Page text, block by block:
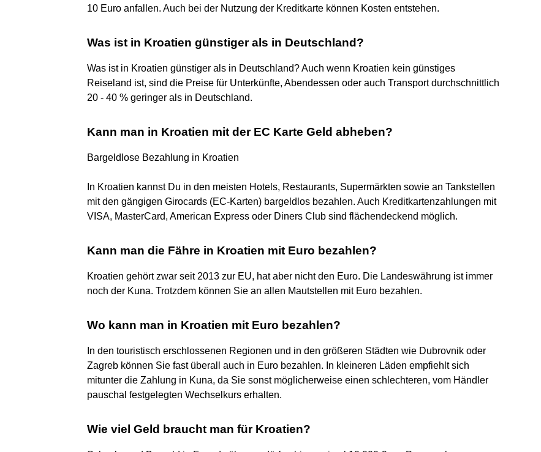
10 Euro anfallen. Auch bei der Nutzung der Kreditkarte können Kosten entstehen.
Was ist in Kroatien günstiger als in Deutschland?
Was ist in Kroatien günstiger als in Deutschland? Auch wenn Kroatien kein günstiges
Reiseland ist, sind die Preise für Unterkünfte, Abendessen oder auch Transport durchschnittlich
20 - 40 % geringer als in Deutschland.
Kann man in Kroatien mit der EC Karte Geld abheben?
Bargeldlose Bezahlung in Kroatien
In Kroatien kannst Du in den meisten Hotels, Restaurants, Supermärkten sowie an Tankstellen
mit den gängigen Girocards (EC-Karten) bargeldlos bezahlen. Auch Kreditkartenzahlungen mit
VISA, MasterCard, American Express oder Diners Club sind flächendeckend möglich.
Kann man die Fähre in Kroatien mit Euro bezahlen?
Kroatien gehört zwar seit 2013 zur EU, hat aber nicht den Euro. Die Landeswährung ist immer
noch der Kuna. Trotzdem können Sie an allen Mautstellen mit Euro bezahlen.
Wo kann man in Kroatien mit Euro bezahlen?
In den touristisch erschlossenen Regionen und in den größeren Städten wie Dubrovnik oder
Zagreb können Sie fast überall auch in Euro bezahlen. In kleineren Läden empfiehlt sich
mitunter die Zahlung in Kuna, da Sie sonst möglicherweise einen schlechteren, vom Händler
pauschal festgelegten Wechselkurs erhalten.
Wie viel Geld braucht man für Kroatien?